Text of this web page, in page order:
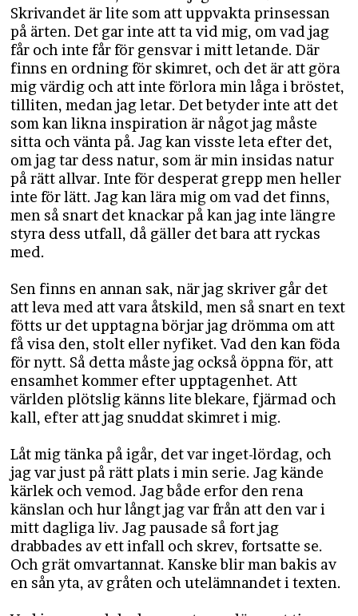
Skrivandet är lite som att uppvakta prinsessan
på ärten. Det gar inte att ta vid mig, om vad jag
får och inte får för gensvar i mitt letande. Där
finns en ordning för skimret, och det är att göra
mig värdig och att inte förlora min låga i bröstet,
tilliten, medan jag letar. Det betyder inte att det
som kan likna inspiration är något jag måste
sitta och vänta på. Jag kan visste leta efter det,
om jag tar dess natur, som är min insidas natur
på rätt allvar. Inte för desperat grepp men heller
inte för lätt. Jag kan lära mig om vad det finns,
men så snart det knackar på kan jag inte längre
styra dess utfall, då gäller det bara att ryckas
med.
Sen finns en annan sak, när jag skriver går det
att leva med att vara åtskild, men så snart en text
fötts ur det upptagna börjar jag drömma om att
få visa den, stolt eller nyfiket. Vad den kan föda
för nytt. Så detta måste jag också öppna för, att
ensamhet kommer efter upptagenhet. Att
världen plötslig känns lite blekare, fjärmad och
kall, efter att jag snuddat skimret i mig.
Låt mig tänka på igår, det var inget-lördag, och
jag var just på rätt plats i min serie. Jag kände
kärlek och vemod. Jag både erfor den rena
känslan och hur långt jag var från att den var i
mitt dagliga liv. Jag pausade så fort jag
drabbades av ett infall och skrev, fortsatte se.
Och grät omvartannat. Kanske blir man bakis av
en sån yta, av gråten och utelämnandet i texten.